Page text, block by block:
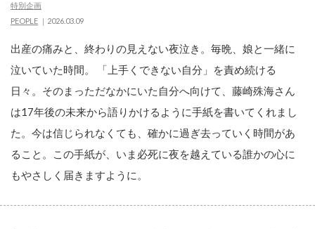
特別企画
PEOPLE
2026.03.09
出産の痛みと、終わりの見えない夜泣き。毎晩、娘と一緒に
泣いていた時間。 「上手くできない自分」を責め続ける
日々。そのまっただなかにいた自分へ向けて、藤崎殊海さん
は17年後の未来から語りかけるように手紙を書いてくれまし
た。今は信じられなくても、確かに過ぎ去っていく時間があ
ること。この手紙が、いま必死に夜を越えている誰かの心に
もやさしく届きますように。